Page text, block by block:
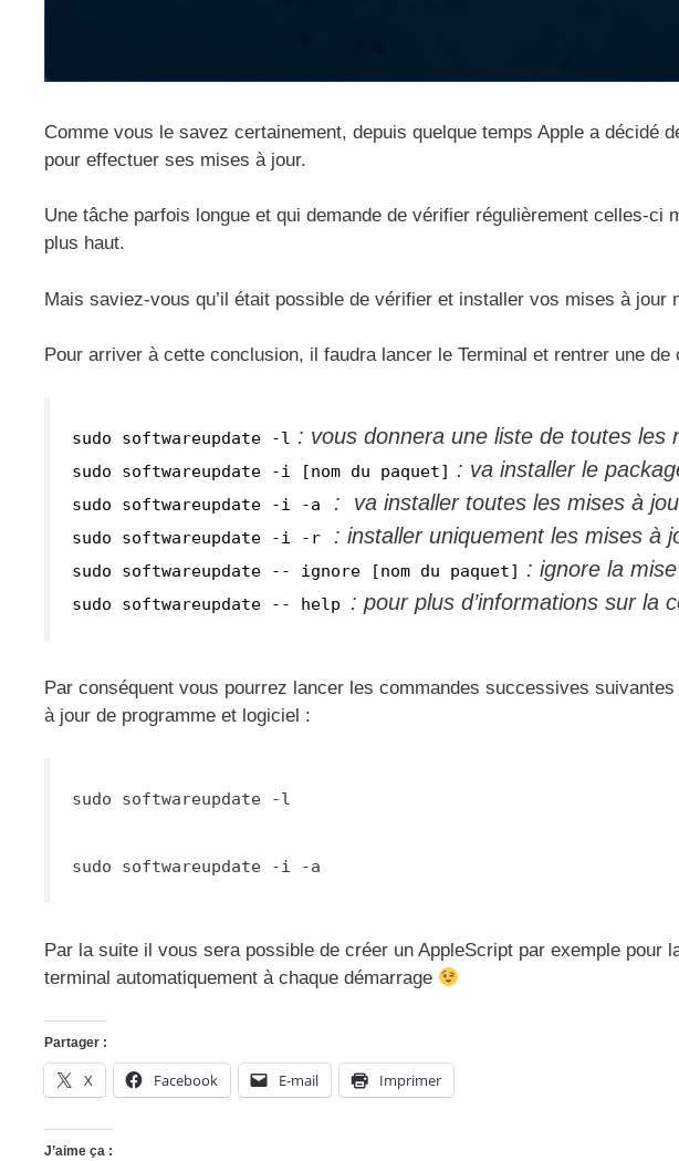
Comme vous le savez certainement, depuis quelque temps Apple a décidé
pour effectuer ses mises à jour.
Une tâche parfois longue et qui demande de vérifier régulièrement celles-ci
plus haut.
Mais saviez-vous qu’il était possible de vérifier et installer vos mises à jour
Pour arriver à cette conclusion, il faudra lancer le Terminal et rentrer une de
sudo softwareupdate -l : vous donnera une liste de toutes les
sudo softwareupdate -i [nom du paquet] : va installer le
sudo softwareupdate -i -a : va installer toutes les mises à
sudo softwareupdate -i -r : installer uniquement les mises à
sudo softwareupdate -- ignore [nom du paquet] : ignore la
sudo softwareupdate -- help : pour plus d’informations sur la
Par conséquent vous pourrez lancer les commandes successives
à jour de programme et logiciel :
sudo softwareupdate -l
sudo softwareupdate -i -a
Par la suite il vous sera possible de créer un AppleScript par exemple pour
terminal automatiquement à chaque démarrage
Partager :
X Facebook E-mail Imprimer
J’aime ça :